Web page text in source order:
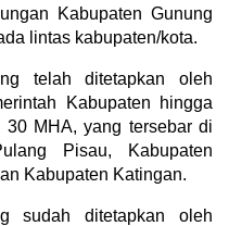
Kabupaten Gunung
lintas kabupaten/kota.
telah ditetapkan oleh
Kabupaten hingga
30 MHA, yang tersebar di
Pisau, Kabupaten
Kabupaten Katingan.
sudah ditetapkan oleh